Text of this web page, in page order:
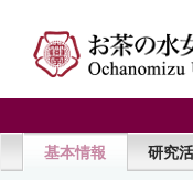
基本情報 研究